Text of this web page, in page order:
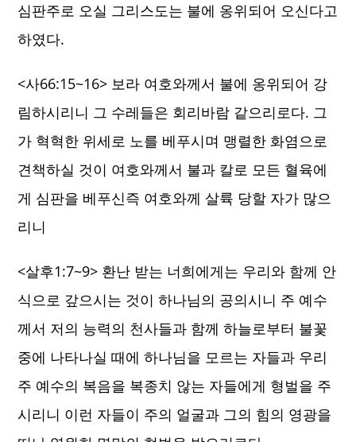
심판주로 오실 그리스도는 불에 옹위되어 오신다고
하였다.
<사66:15~16> 보라 여호와께서 불에 옹위되어 강
림하시리니 그 수레들은 회리바람 같으리로다. 그
가 혁혁한 위세로 노를 베푸시며 맹렬한 화염으로
견책하실 것이 여호와께서 불과 칼로 모든 혈육에
게 심판을 베푸신즉 여호와께 살륙 당할 자가 많으
리니
<살후1:7~9> 환난 받는 너희에게는 우리와 함께 안
식으로 갚으시는 것이 하나님의 공의시니 주 예수
께서 저의 능력의 천사들과 함께 하늘로부터 불꽃
중에 나타나실 때에 하나님을 모르는 자들과 우리
주 예수의 복음을 복종치 않는 자들에게 형벌을 주
시리니 이런 자들이 주의 얼굴과 그의 힘의 영광을